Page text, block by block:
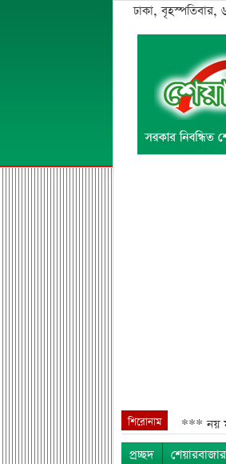
ঢাকা,
শিরোনাম
জন্য বড় সুখবর*** নয় মাসের
প্রচ্ছদ
শেয়ারবাজার